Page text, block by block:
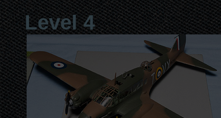
Level 4